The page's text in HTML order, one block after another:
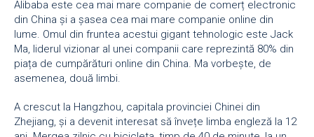
Alibaba este cea mai mare companie de comerț electronic
din China și a șasea cea mai mare companie online din
lume. Omul din fruntea acestui gigant tehnologic este Jack
Ma, liderul vizionar al unei companii care reprezintă 80% din
piața de cumpărături online din China. Ma vorbește, de
asemenea, două limbi.
A crescut la Hangzhou, capitala provinciei Chinei din
Zhejiang, și a devenit interesat să învețe limba engleză la 12